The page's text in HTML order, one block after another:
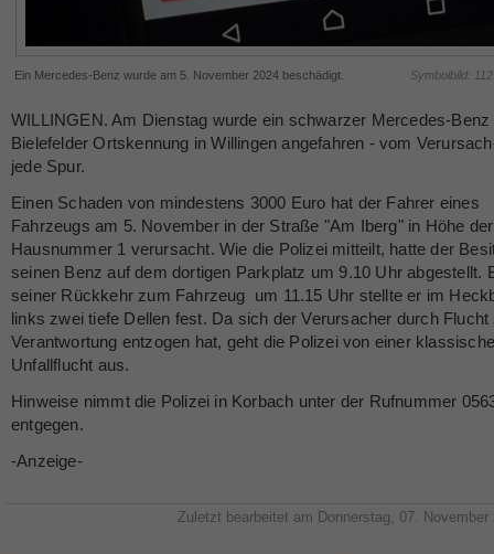
Ein Mercedes-Benz wurde am 5. November 2024 beschädigt. Symbolbild:
WILLINGEN. Am Dienstag wurde ein schwarzer Mercedes-Benz
Bielefelder Ortskennung in Willingen angefahren - vom
jede Spur.
Einen Schaden von mindestens 3000 Euro hat der Fahrer eines
Fahrzeugs am 5. November in der Straße "Am Iberg" in Höhe der
Hausnummer 1 verursacht. Wie die Polizei mitteilt, hatte der
seinen Benz auf dem dortigen Parkplatz um 9.10 Uhr abgestellt.
seiner Rückkehr zum Fahrzeug um 11.15 Uhr stellte er im
links zwei tiefe Dellen fest. Da sich der Verursacher durch Flucht
Verantwortung entzogen hat, geht die Polizei von einer
Unfallflucht aus.
Hinweise nimmt die Polizei in Korbach unter der Rufnummer
entgegen.
-Anzeige-
Zuletzt bearbeitet am Donnerstag, 07. November